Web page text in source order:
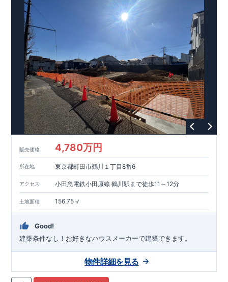
の技術基準をクリアする必要があります。東栄住宅は全棟でク
リア！①耐震性②劣化対策③維持管理性④住戸面積⑤省エネル
ギー性⑥居住環境⑦維持保全管理
そのほかの魅力として、住宅ローン金利優遇、固定資産税の減
税、中古市場での売却時にも有利です。
住宅性能評価ダブル
取得
「設計」と「建設」のダブルで性
能を評価されています！図面を第三者機関へ提出します。外部
評価委員が建設中に3回、竣工時に1回の現場検査が行われま
す。構造の安定、劣化の軽減、維持管理への配慮、温熱環境・
エネルギー消費量（断熱等性能）の必須4分野、空気環境で、最
高等級取得！ ■ 耐震等級3 もっと詳しく 東栄住宅の建物
は、国が定めた耐震最高等級3を取得。建築基準法に定められ
た、｢数百年に一度発生する地震に対して、倒壊、崩壊しない｣
という基準から、さらに1.5倍の耐震力を達成しています。
風等級2 災害時の損傷の受けにくさを評価されています。建築
1.2倍の暴風に対しても損傷を生じないことで耐風最高等級
取得しています。 ■自社一貫体制もっと詳しく 東栄住宅は土
地の仕入れ、設計、施工、販売、メンテナンスまで、すべての
プロセスに携わっています。 ■ アフターサポート
快適に暮らすことができる住宅の品質を長期にわたり
維持するには、定期的な点検を実施することが重要です。
60年間の保証制度がございます。もちろん、定期点検以外でも
当社こだわりの空間アイディアをショート動画で
ご紹介しています。ここをクリック
販売価格 4,780万円
所在地 東京都町田市鶴川１丁目8番6
アクセス 小田急電鉄小田原線 鶴川駅まで徒歩11～12分
土地面積 156.75㎡
Good!
建築条件なし！​お好きなハウスメーカーで建築できます。
物件詳細を見る